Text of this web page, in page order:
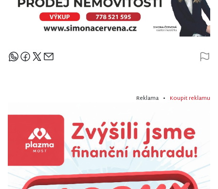
Sdílejte článek
Reklama • Koupit reklamu